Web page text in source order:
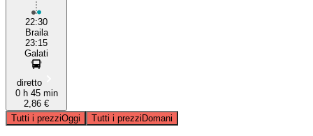
22:30
Braila
23:15
Galati
diretto
0 h 45 min
2,86 €
Tutti i prezziOggi Tutti i prezziDomani